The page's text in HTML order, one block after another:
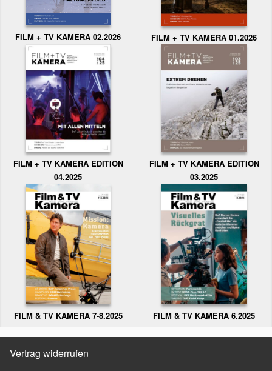
FILM + TV KAMERA 02.2026 FILM + TV KAMERA 01.2026
FILM + TV KAMERA EDITION
04.2025
FILM + TV KAMERA EDITION
03.2025
FILM & TV KAMERA 7-8.2025 FILM & TV KAMERA 6.2025
Vertrag widerrufen